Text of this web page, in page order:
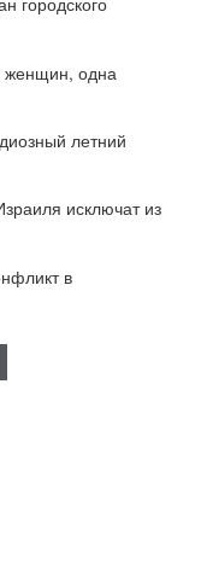
женщин, одна
летний
исключат из
в